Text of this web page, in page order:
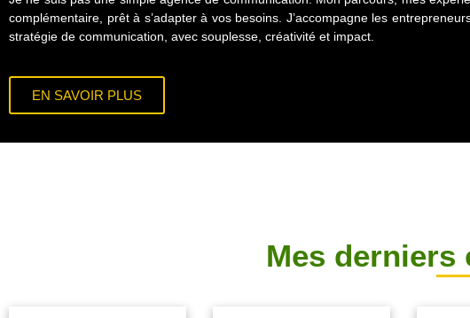
complémentaire, prêt à s’adapter à vos besoins. J’accompagne les
stratégie de communication, avec souplesse, créativité et impact.
EN SAVOIR PLUS
Mes derniers